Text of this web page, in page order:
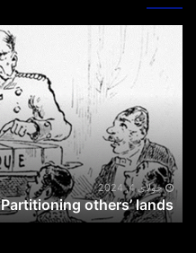
others’
جولای 4, 2024
Partitioning others’ lands